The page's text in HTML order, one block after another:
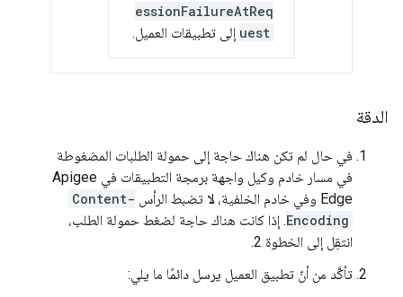
essionFailureAtReq
uest إلى تطبيقات العميل.
الدقة
في حال لم تكن هناك حاجة إلى حمولة الطلبات المضغوطة
في مسار خادم وكيل واجهة برمجة التطبيقات في Apigee
Edge وفي خادم الخلفية،
لا تضبط الرأس Content-
Encoding. إذا كانت هناك حاجة لضغط حمولة الطلب،
انتقِل إلى الخطوة 2.
تأكَّد من أنّ تطبيق العميل يرسل دائمًا ما يلي: